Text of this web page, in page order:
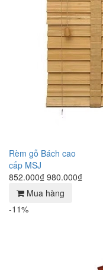
Rèm gỗ Bách cao
cấp MSJ
852.000₫ 980.000₫
Mua hàng
-11%